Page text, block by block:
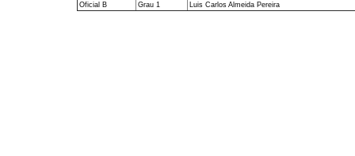
Oficial B
Grau 1 Luis Carlos Almeida Pereira